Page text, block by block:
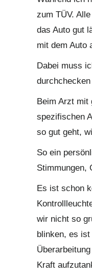
zum TÜV.
das Auto gut
mit dem Auto
Dabei muss
durchchecken
Beim Arzt mit
spezifischen
so gut geht,
So ein
Stimmungen,
Es ist schon
wir nicht so
blinken, es
Kraft